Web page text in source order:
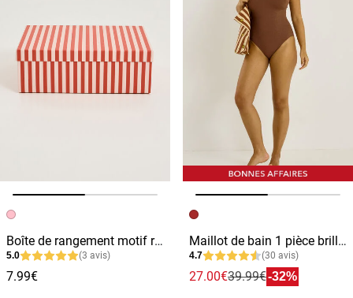
Image précédente
Image suivante
Boîte de rangement motif rayé
5.0 (3 avis)
7.99€
Image précédente
Image suivante
Maillot de bain 1 pièce brillant femme
4.7 (30 avis)
27.00€39.99€-32%